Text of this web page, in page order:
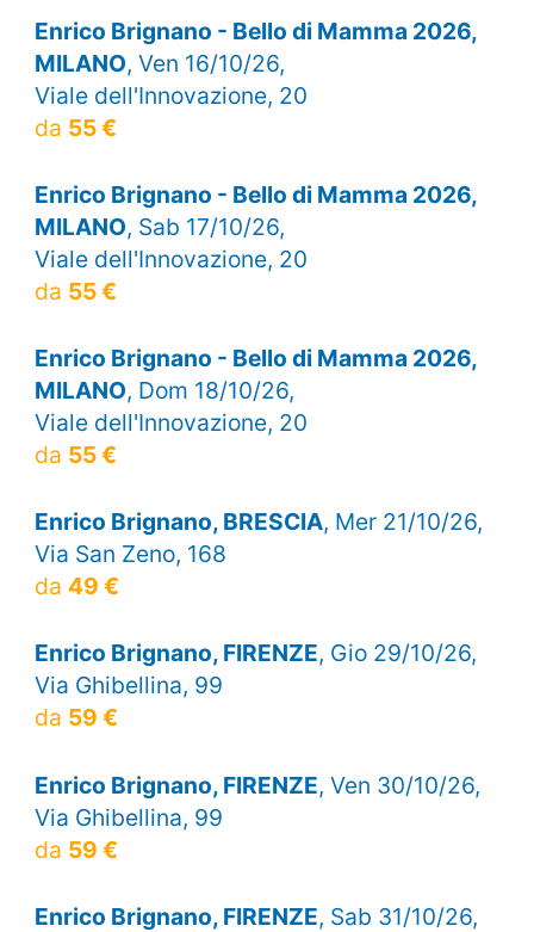
Enrico Brignano - Bello di Mamma 2026,
MILANO, Ven 16/10/26,
Viale dell'Innovazione, 20
da 55 €
Enrico Brignano - Bello di Mamma 2026,
MILANO, Sab 17/10/26,
Viale dell'Innovazione, 20
da 55 €
Enrico Brignano - Bello di Mamma 2026,
MILANO, Dom 18/10/26,
Viale dell'Innovazione, 20
da 55 €
Enrico Brignano, BRESCIA, Mer 21/10/26,
Via San Zeno, 168
da 49 €
Enrico Brignano, FIRENZE, Gio 29/10/26,
Via Ghibellina, 99
da 59 €
Enrico Brignano, FIRENZE, Ven 30/10/26,
Via Ghibellina, 99
da 59 €
Enrico Brignano, FIRENZE, Sab 31/10/26,